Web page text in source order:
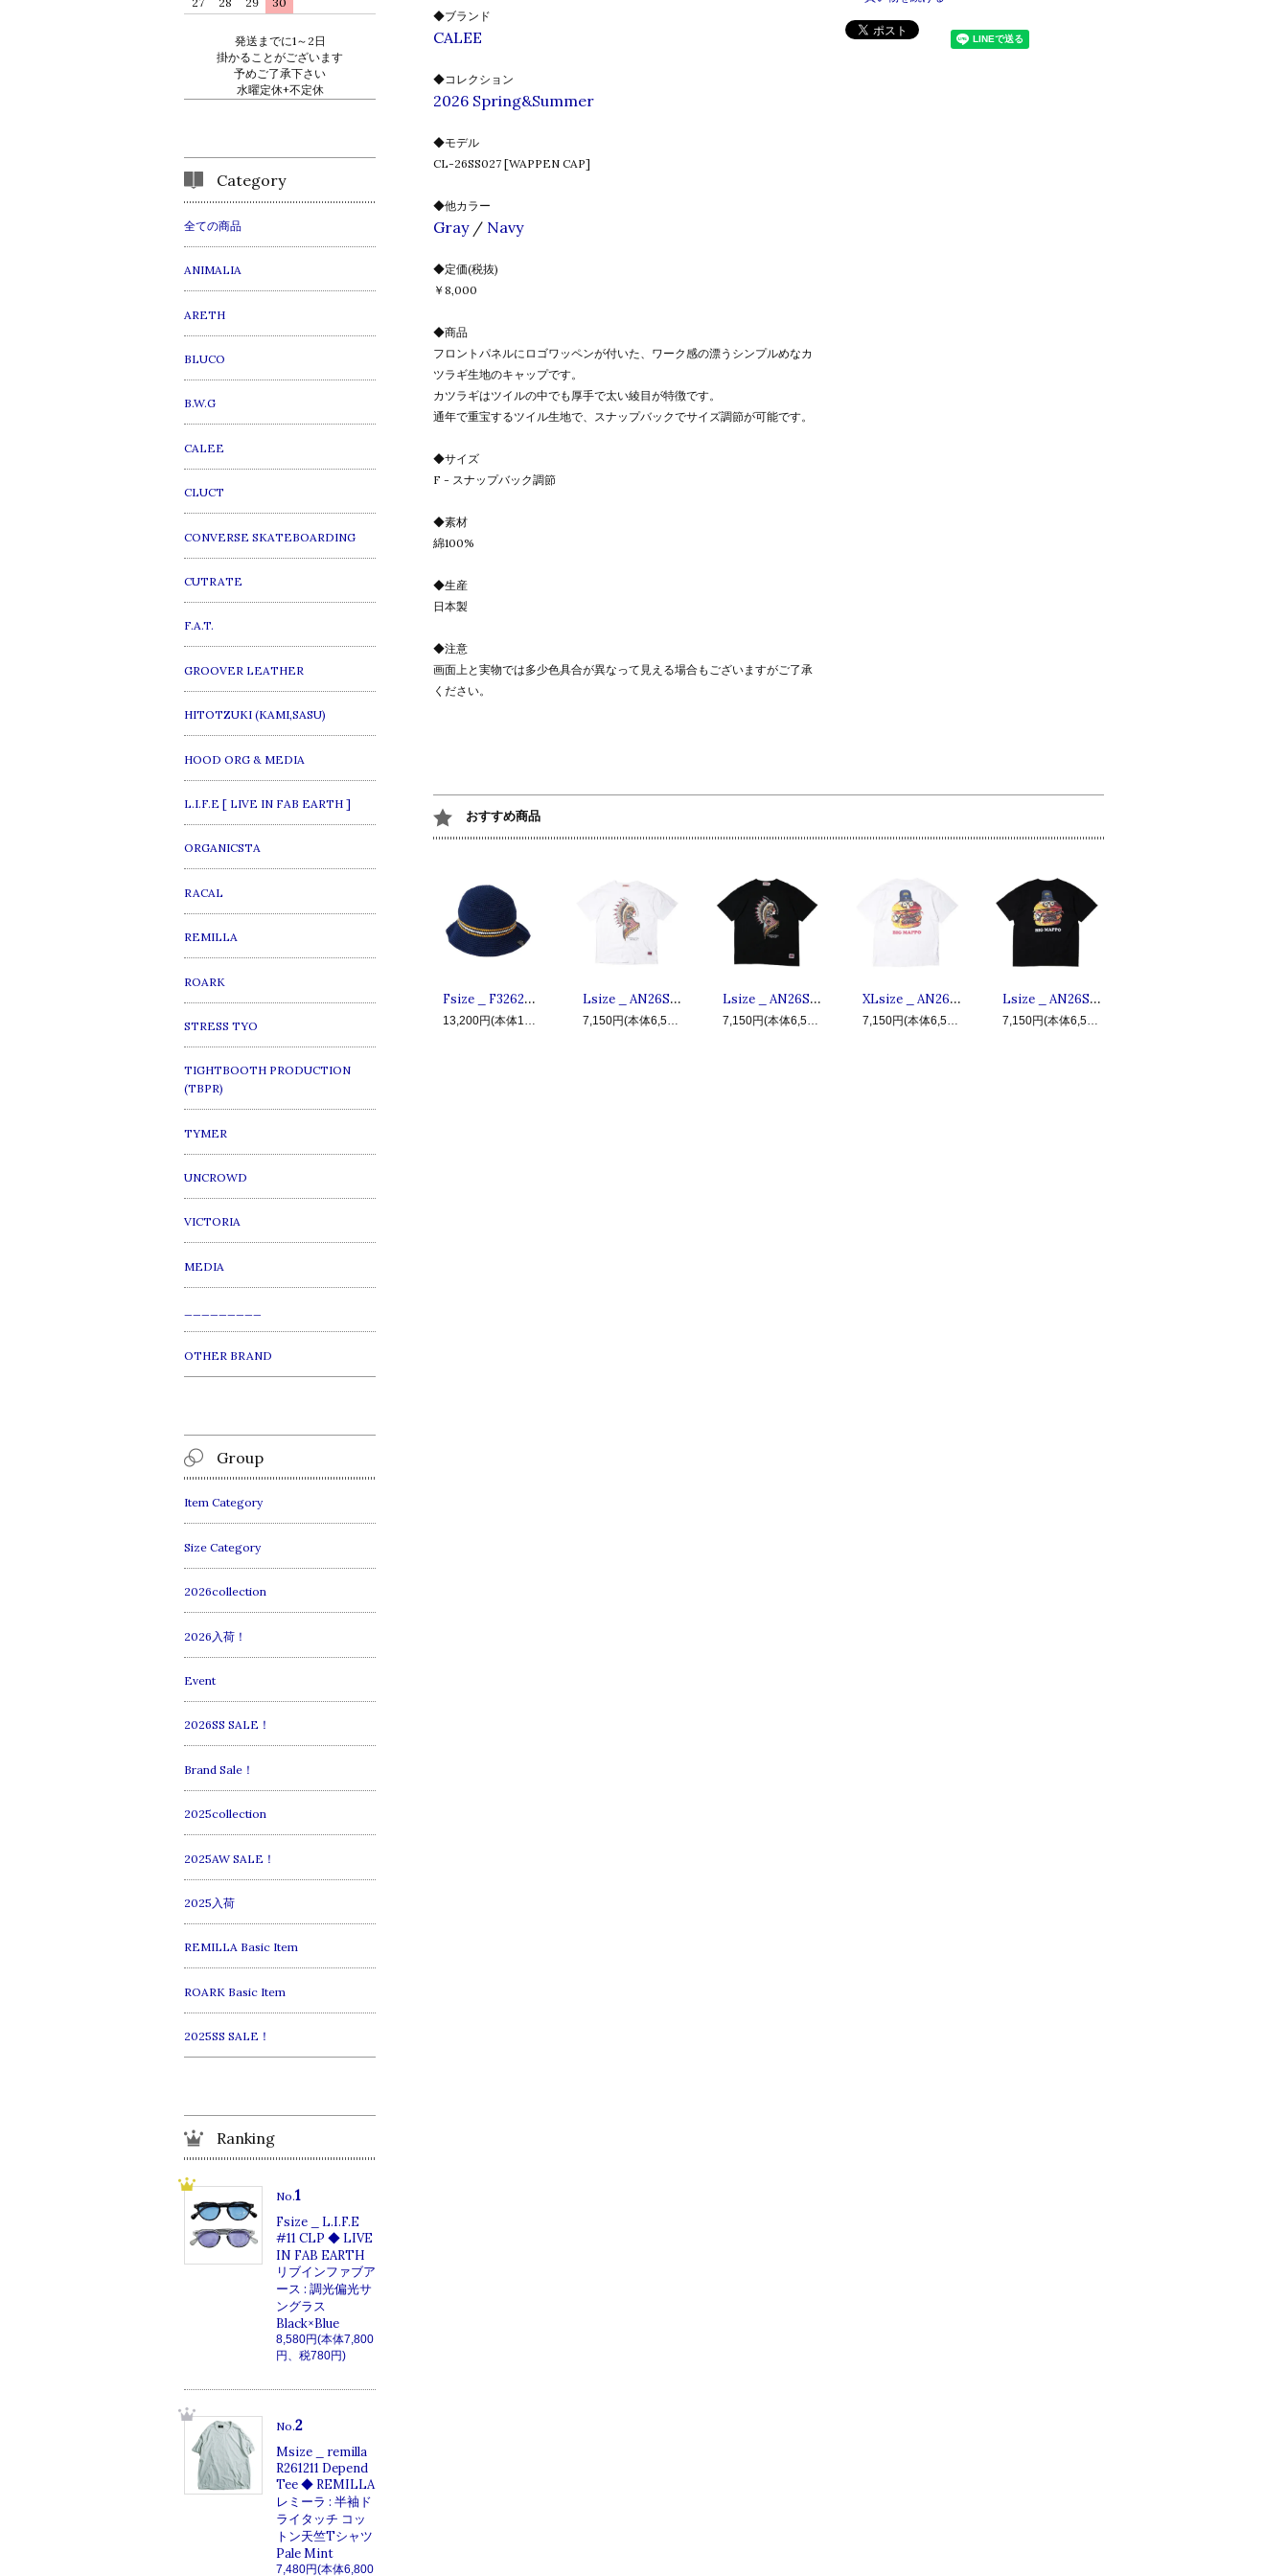
◆ブランド
CALEE
◆コレクション
2026 Spring&Summer
◆モデル
CL-26SS027 [WAPPEN CAP]
◆他カラー
Gray/ Navy
◆定価(税抜)
￥8,000
◆商品
フロントパネルにロゴワッペンが付いた、ワーク感の漂うシンプルめなカ
ツラギ生地のキャップです。
カツラギはツイルの中でも厚手で太い綾目が特徴です。
通年で重宝するツイル生地で、スナップバックでサイズ調節が可能です。
◆サイズ
F - スナップバック調節
◆素材
綿100%
◆生産
日本製
◆注意
画面上と実物では多少色具合が異なって見える場合もございますがご了承
ください。
おすすめ商品
Fsize _ F32620-CP02 WATSON ◆ F.A.T. エフエーティー : コットンニットメトロハット,クラッシャーハット Navy
13,200円(本体12,000円、税1,200円)
Lsize _ AN26SU-TE06 HISTORY OF USA ◆ ANIMALIA アニマリア : 半袖ウォーボンネットTシャツ White
7,150円(本体6,500円、税650円)
Lsize _ AN26SU-TE06 HISTORY OF USA ◆ ANIMALIA アニマリア : 半袖ウォーボンネットTシャツ Black
7,150円(本体6,500円、税650円)
XLsize _ AN26SU-TE09 BIG MAPPO ◆ ANIMALIA アニマリア : 半袖ビッグマッポTシャツ White
7,150円(本体6,500円、税650円)
Lsize _ AN26SU-TE09 BIG MAPPO ◆ ANIMALIA アニマリア : 半袖ビッグマッポTシャツ Black
7,150円(本体6,500円、税650円)
発送までに1～2日
掛かることがございます
予めご了承下さい
水曜定休+不定休
Category
全ての商品
ANIMALIA
ARETH
BLUCO
B.W.G
CALEE
CLUCT
CONVERSE SKATEBOARDING
CUTRATE
F.A.T.
GROOVER LEATHER
HITOTZUKI (KAMI,SASU)
HOOD ORG & MEDIA
L.I.F.E [ LIVE IN FAB EARTH ]
ORGANICSTA
RACAL
REMILLA
ROARK
STRESS TYO
TIGHTBOOTH PRODUCTION
(TBPR)
TYMER
UNCROWD
VICTORIA
MEDIA
OTHER BRAND
Group
Item Category
Size Category
2026collection
2026入荷！
Event
2026SS SALE！
Brand Sale！
2025collection
2025AW SALE！
2025入荷
REMILLA Basic Item
ROARK Basic Item
2025SS SALE！
Ranking
No.1
Fsize _ L.I.F.E
#11 CLP ◆ LIVE
IN FAB EARTH
リブインファブア
ース : 調光偏光サ
ングラス
Black×Blue
8,580円(本体7,800
円、税780円)
No.2
Msize _ remilla
R261211 Depend
Tee ◆ REMILLA
レミーラ : 半袖ド
ライタッチ コッ
トン天竺Tシャツ
Pale Mint
7,480円(本体6,800